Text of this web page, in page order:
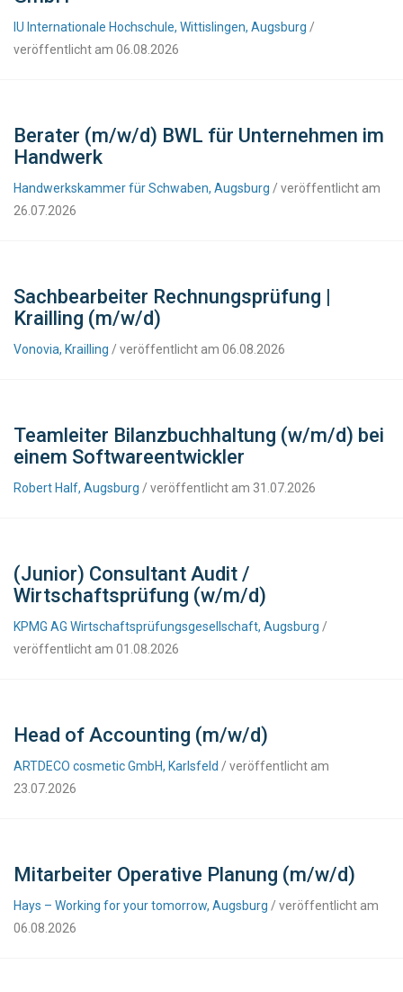
IU Internationale Hochschule, Wittislingen, Augsburg /
veröffentlicht am 06.08.2026
Berater (m/w/d) BWL für Unternehmen im
Handwerk
Handwerkskammer für Schwaben, Augsburg / veröffentlicht am
26.07.2026
Sachbearbeiter Rechnungsprüfung |
Krailling (m/w/d)
Vonovia, Krailling / veröffentlicht am 06.08.2026
Teamleiter Bilanzbuchhaltung (w/m/d) bei
einem Softwareentwickler
Robert Half, Augsburg / veröffentlicht am 31.07.2026
(Junior) Consultant Audit /
Wirtschaftsprüfung (w/m/d)
KPMG AG Wirtschaftsprüfungsgesellschaft, Augsburg /
veröffentlicht am 01.08.2026
Head of Accounting (m/w/d)
ARTDECO cosmetic GmbH, Karlsfeld / veröffentlicht am
23.07.2026
Mitarbeiter Operative Planung (m/w/d)
Hays – Working for your tomorrow, Augsburg / veröffentlicht am
06.08.2026